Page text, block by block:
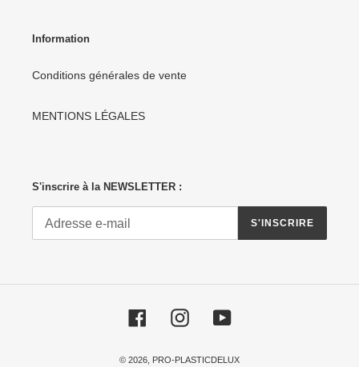
Information
Conditions générales de vente
MENTIONS LÉGALES
S'inscrire à la NEWSLETTER :
S'INSCRIRE
FacebookInstagramYouTube
© 2026, PRO-PLASTICDELUX